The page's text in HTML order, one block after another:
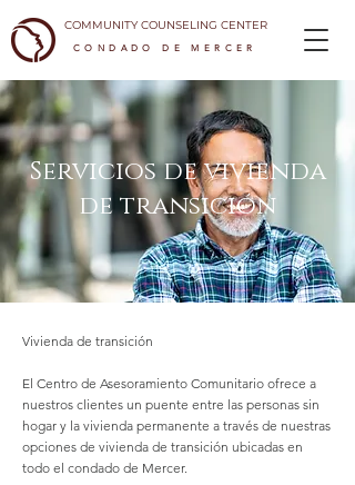
CONDADO DE MERCER
COMMUNITY COUNSELING CENTER
Servicios de vivienda
de transición
Vivienda de transición
El Centro de Asesoramiento Comunitario ofrece a
nuestros clientes un puente entre las personas sin
hogar y la vivienda permanente a través de nuestras
opciones de vivienda de transición ubicadas en
todo el condado de Mercer.